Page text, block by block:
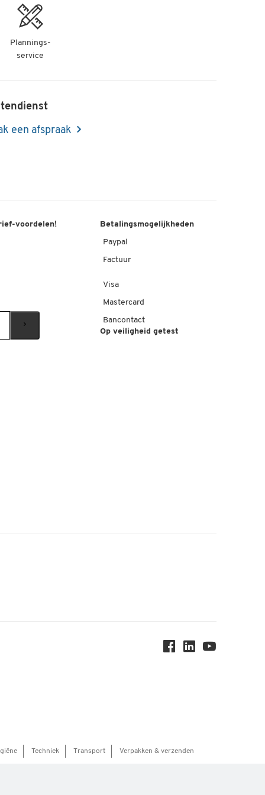
Plannings-
service
een afspraak
voordelen! Betalingsmogelijkheden
Paypal
Factuur
Visa
Mastercard
Bancontact
Op veiligheid getest
Techniek Transport Verpakken & verzenden